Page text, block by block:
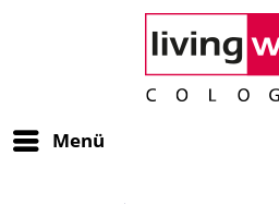
Menü